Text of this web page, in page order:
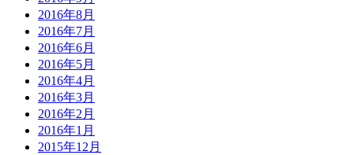
2016年8月
2016年7月
2016年6月
2016年5月
2016年4月
2016年3月
2016年2月
2016年1月
2015年12月